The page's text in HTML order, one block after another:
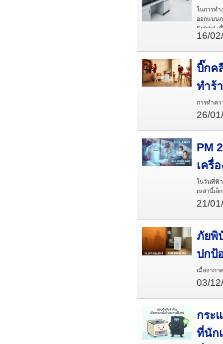
ในการทำ
ออกแบบ
Safety)
16/
บิ๊กค
ทำร้
การทำค
26/
PM
เครื่
ในวันที่ฟ้า
เหล่านี้เล็
21/
ภัยพิ
ปกป้
เมื่ออาก
03/
กระ
ที่นัก